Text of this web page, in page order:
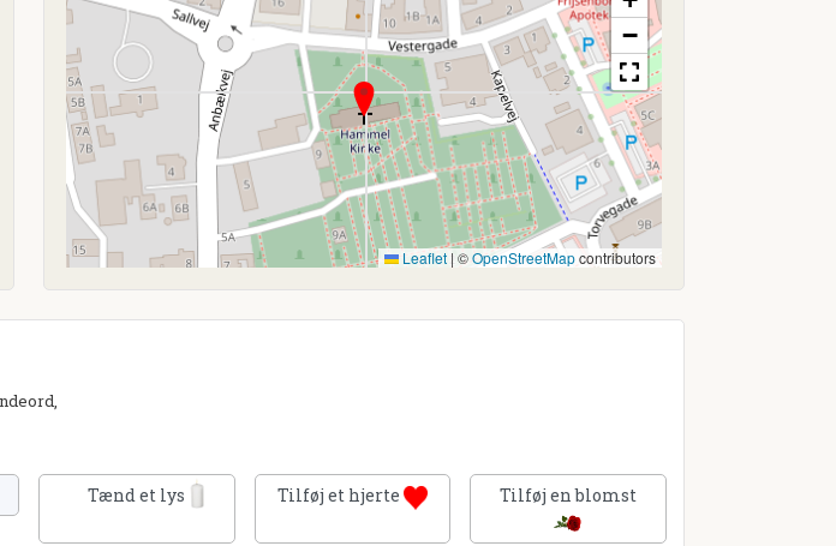
−
Leaflet | ©OpenStreetMapcontributors
Tænd et lys Tilføj et hjerte Tilføj en blomst